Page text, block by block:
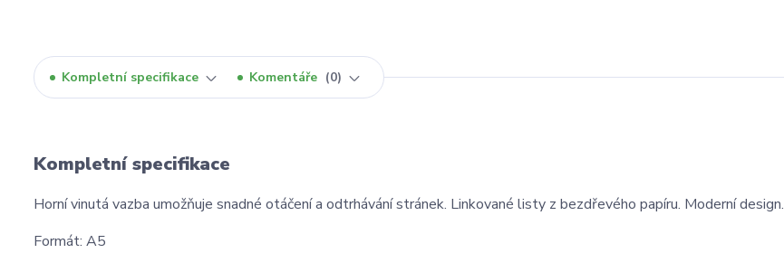
Kompletní specifikace Komentáře 0
Kompletní specifikace
Horní vinutá vazba umožňuje snadné otáčení a odtrhávání stránek. Linkované listy z bezdřevého papíru. Moderní design.
Formát: A5